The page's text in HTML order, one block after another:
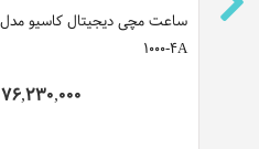
1000-4A
76,230,000 تومان